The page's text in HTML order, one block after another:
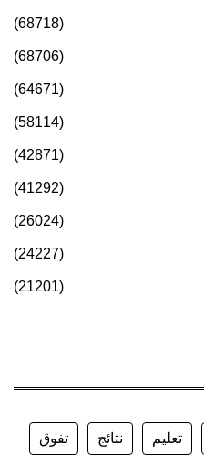
(68718)
(68706)
(64671)
(58114)
(42871)
(41292)
(26024)
(24227)
(21201)
تعليم نتائج تفوق